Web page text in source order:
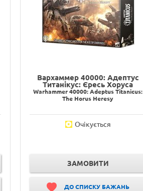
Вархаммер 40000: Адептус
Титанікус: Єресь Хоруса
Warhammer 40000: Adeptus Titanicus:
The Horus Heresy
Очікується
ЗАМОВИТИ
ДО СПИСКУ БАЖАНЬ